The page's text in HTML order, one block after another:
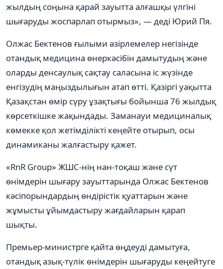
жылдың соңына қарай зауытта алғашқы үлгіні
шығаруды жоспарлап отырмыз», — деді Юрий Пя.
Олжас Бектенов ғылыми әзірлемелер негізінде
отандық медицина өнеркәсібін дамытудың және
оларды денсаулық сақтау саласына іс жүзінде
енгізудің маңыздылығын атап өтті. Қазіргі уақытта
Қазақстан өмір сүру ұзақтығы бойынша 76 жылдық
көрсеткішке жақындады. Заманауи медициналық
көмекке қол жетімділікті кеңейте отырып, осы
динамиканы жалғастыру қажет.
«RnR Group» ЖШС-нің нан-тоқаш және сүт
өнімдерін шығару зауыттарында Олжас Бектенов
кәсіпорындардың өндірістік қуаттарын және
жұмысты ұйымдастыру жағдайларын қарап
шықты.
Премьер-министрге қайта өңдеуді дамытуға,
отандық азық-түлік өнімдерін шығаруды кеңейтуге